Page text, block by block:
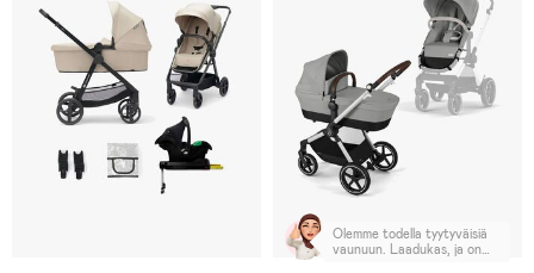
Olemme todella tyytyväisiä
vaunuun. Laadukas, ja on